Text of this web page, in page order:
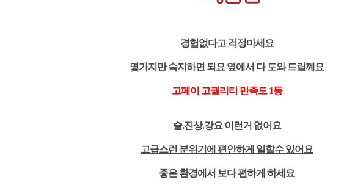
경험없다고 걱정마세요
몇가지만 숙지하면 되요 옆에서 다 도와 드릴꼐요
고페이 고퀄리티 만족도 1등
술.진상.강요 이런거 없어요
고급스런 분위기에 편안하게 일할수 있어요
좋은 환경에서 보다 편하게 하세요